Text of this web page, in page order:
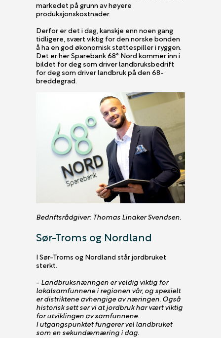
markedet på grunn av høyere
produksjonskostnader.
Derfor er det i dag, kanskje enn noen gang
tidligere, svært viktig for den norske bonden
å ha en god økonomisk støttespiller i ryggen.
Det er her Sparebank 68° Nord kommer inn i
bildet for deg som driver landbruksbedrift
for deg som driver landbruk på den 68-
breddegrad.
Bedriftsrådgiver: Thomas Linaker Svendsen.
Sør-Troms og Nordland
I Sør-Troms og Nordland står jordbruket
sterkt.
- Landbruksnæringen er veldig viktig for
lokalsamfunnene i regionen vår, og spesielt
er distriktene avhengige av næringen. Også
historisk sett ser vi at jordbruk har vært viktig
for utviklingen av samfunnene.
I utgangspunktet fungerer vel landbruket
som en sekundærnæring i dag.